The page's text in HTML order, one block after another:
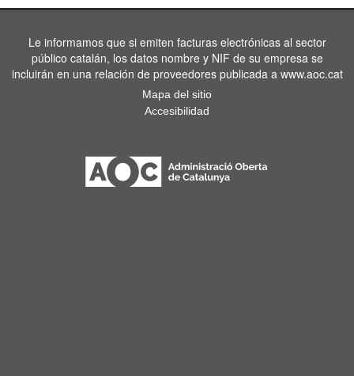
Le informamos que si emiten facturas electrónicas al sector
público catalán, los datos nombre y NIF de su empresa se
incluirán en una relación de proveedores publicada a www.aoc.cat
Mapa del sitio
Accesibilidad